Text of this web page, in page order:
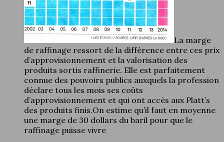
La marge
de raffinage ressort de la différence entre ces prix
d’approvisionnement et la valorisation des
produits sortis raffinerie. Elle est parfaitement
connue des pouvoirs publics auxquels la profession
déclare tous les mois ses coûts
d’approvisionnement et qui ont accès aux Platt’s
des produits finis.On estime qu’il faut en moyenne
une marge de 30 dollars du baril pour que le
raffinage puisse vivre